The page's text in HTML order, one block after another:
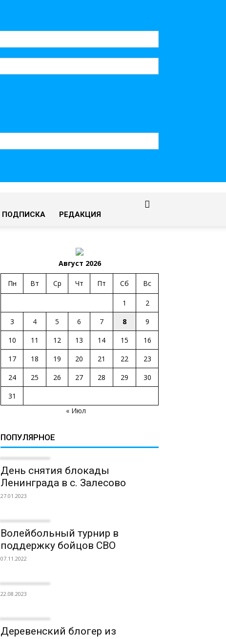
ПОДПИСКА РЕДАКЦИЯ
Август 2026
Пн Вт Ср Чт Пт Сб Вс
1
2
3
4 5 6 7 8
9
10
11 12 13 14 15
16
17
18 19 20 21 22
23
24
25 26 27 28 29
30
31
« Июл
ПОПУЛЯРНОЕ
День снятия блокады
Ленинграда в с. Залесово
27.01.2023
Волейбольный турнир в
поддержку бойцов СВО
07.11.2022
22.08.2023
Деревенский блогер из